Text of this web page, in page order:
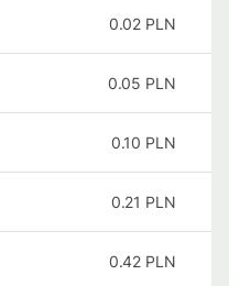
0.02 PLN
0.05 PLN
0.10 PLN
0.21 PLN
0.42 PLN